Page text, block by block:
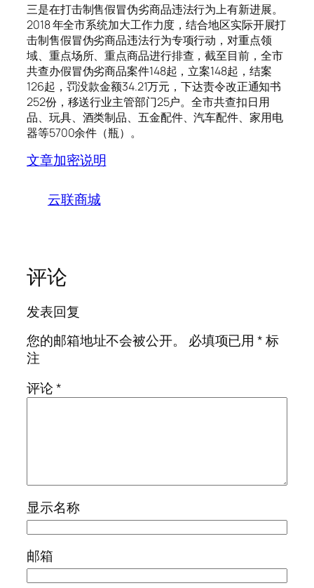
三是在打击制售假冒伪劣商品违法行为上有新进展。
2018 年全市系统加大工作力度，结合地区实际开展打
击制售假冒伪劣商品违法行为专项行动，对重点领
域、重点场所、重点商品进行排查，截至目前，全市
共查办假冒伪劣商品案件148起，立案148起，结案
126起，罚没款金额34.21万元，下达责令改正通知书
252份，移送行业主管部门25户。全市共查扣日用
品、玩具、酒类制品、五金配件、汽车配件、家用电
器等5700余件（瓶）。
文章加密说明
云联商城
评论
发表回复
您的邮箱地址不会被公开。
必填项已用*标
注
评论*
显示名称
邮箱